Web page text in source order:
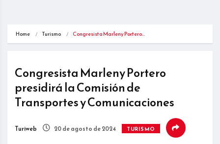
Home Turismo Congresista Marleny Portero…
Congresista Marleny Portero
presidirá la Comisión de
Transportes y Comunicaciones
Turiweb 20 de agosto de 2024 TURISMO